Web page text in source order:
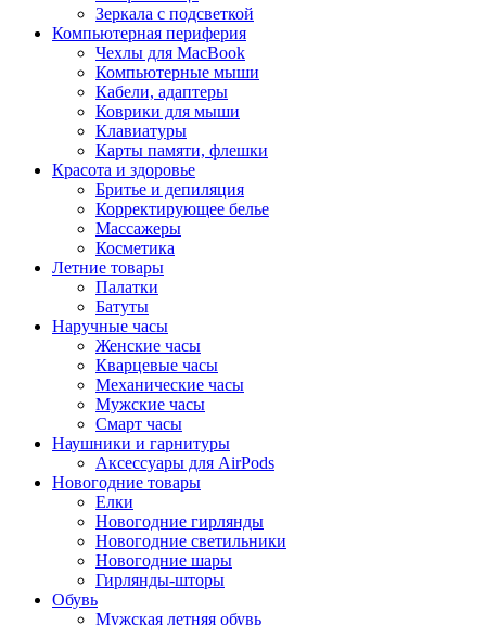
Зеркала с подсветкой
Компьютерная периферия
Чехлы для MacBook
Компьютерные мыши
Кабели, адаптеры
Коврики для мыши
Клавиатуры
Карты памяти, флешки
Красота и здоровье
Бритье и депиляция
Корректирующее белье
Массажеры
Косметика
Летние товары
Палатки
Батуты
Наручные часы
Женские часы
Кварцевые часы
Механические часы
Мужские часы
Смарт часы
Наушники и гарнитуры
Аксессуары для AirPods
Новогодние товары
Елки
Новогодние гирлянды
Новогодние светильники
Новогодние шары
Гирлянды-шторы
Обувь
Мужская летняя обувь